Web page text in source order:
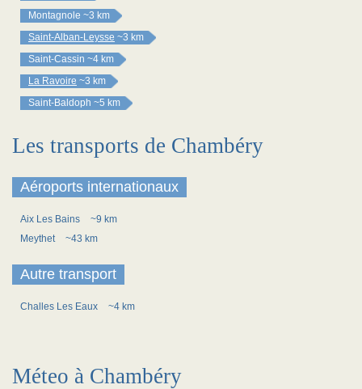
Montagnole ~3 km
Saint-Alban-Leysse ~3 km
Saint-Cassin ~4 km
La Ravoire ~3 km
Saint-Baldoph ~5 km
Les transports de Chambéry
Aéroports internationaux
Aix Les Bains
~9 km
Meythet
~43 km
Autre transport
Challes Les Eaux ~4 km
Méteo à Chambéry